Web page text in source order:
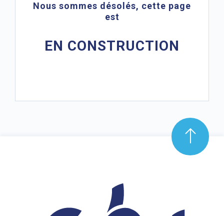
Nous sommes désolés, cette page
est
EN CONSTRUCTION